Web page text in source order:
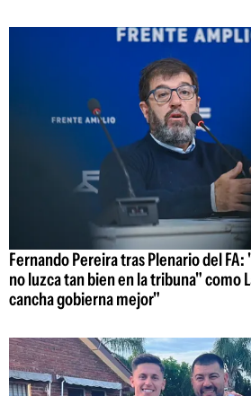
Fernando Pereira tras Plenario del
no luzca tan bien en la tribuna" como
cancha gobierna mejor"